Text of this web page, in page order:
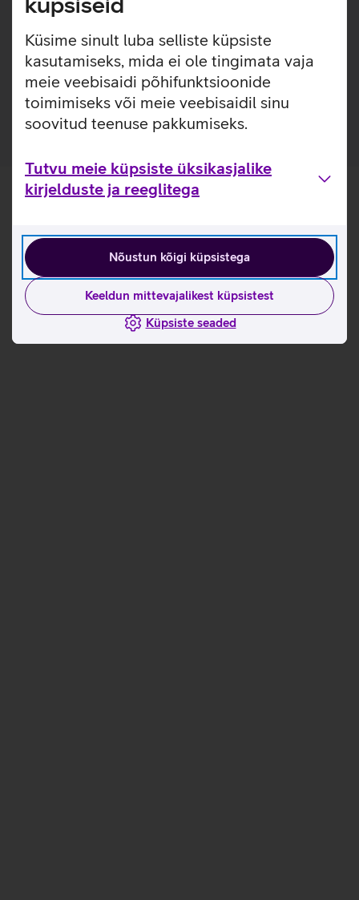
küpsiseid
Küsime sinult luba selliste küpsiste
kasutamiseks, mida ei ole tingimata vaja
meie veebisaidi põhifunktsioonide
toimimiseks või meie veebisaidil sinu
soovitud teenuse pakkumiseks.
Tutvu meie küpsiste üksikasjalike
kirjelduste ja reeglitega
Nõustun kõigi küpsistega
Keeldun mittevajalikest küpsistest
Küpsiste seaded
Lisainfo
Samsung Galaxy A34 mudelile disainitud ümbris katab
telefoni esi- ja tagakülge, kaitstes telefoni mõlemalt poolt.
Samsung Smart View kaitsekaante nutikas väljalõige kuvab
vajaliku informatsiooni, näiteks sissetuleva kõne teavitust.